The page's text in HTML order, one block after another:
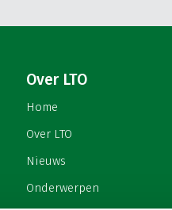
Over LTO
Home
Over LTO
Nieuws
Onderwerpen